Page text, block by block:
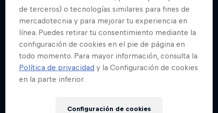
de terceros) o tecnologías similares para fines de
mercadotecnia y para mejorar tu experiencia en
línea. Puedes retirar tu consentimiento mediante la
configuración de cookies en el pie de página en
todo momento. Para mayor información, consulta la
Política de privacidad y la Configuración de cookies
en la parte inferior.
Configuración de cookies